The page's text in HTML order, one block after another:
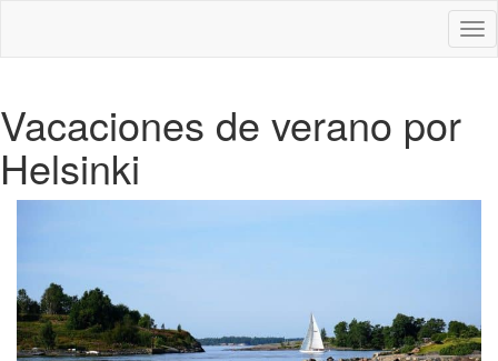
Vacaciones de verano por
Helsinki